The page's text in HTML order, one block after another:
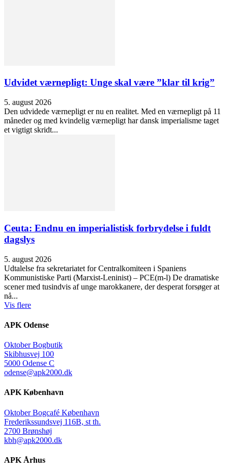
Udvidet værnepligt: Unge skal være ”klar til krig”
5. august 2026
Den udvidede værnepligt er nu en realitet. Med en værnepligt på 11
måneder og med kvindelig værnepligt har dansk imperialisme taget
et vigtigt skridt...
Ceuta: Endnu en imperialistisk forbrydelse i fuldt
dagslys
5. august 2026
Udtalelse fra sekretariatet for Centralkomiteen i Spaniens
Kommunistiske Parti (Marxist-Leninist) – PCE(m-l) De dramatiske
scener med tusindvis af unge marokkanere, der desperat forsøger at
nå...
Vis flere
APK Odense
Oktober Bogbutik
Skibhusvej 100
5000 Odense C
odense@apk2000.dk
APK København
Oktober Bogcafé København
Frederikssundsvej 116B, st th.
2700 Brønshøj
kbh@apk2000.dk
APK Århus